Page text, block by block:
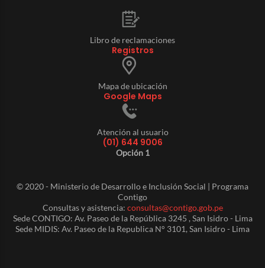
Libro de reclamaciones
Registros
Mapa de ubicación
Google Maps
Atención al usuario
(01) 644 9006
Opción 1
© 2020 - Ministerio de Desarrollo e Inclusión Social | Programa
Contigo
Consultas y asistencia: consultas@contigo.gob.pe
Sede CONTIGO: Av. Paseo de la República 3245 , San Isidro - Lima
Sede MIDIS: Av. Paseo de la Republica N° 3101, San Isidro - Lima